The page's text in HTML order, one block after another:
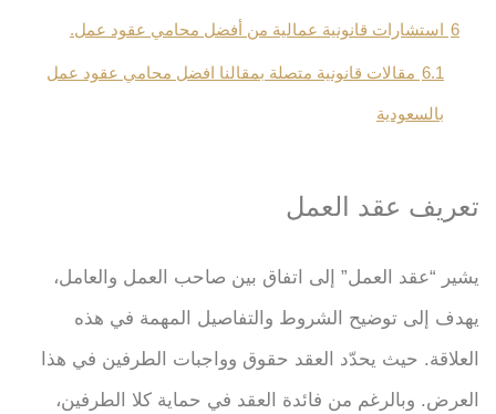
6 استشارات قانونية عمالية من أفضل محامي عقود عمل.
6.1 مقالات قانونية متصلة بمقالنا افضل محامي عقود عمل
بالسعودية
تعريف عقد العمل
يشير “عقد العمل” إلى اتفاق بين صاحب العمل والعامل،
يهدف إلى توضيح الشروط والتفاصيل المهمة في هذه
العلاقة. حيث يحدّد العقد حقوق وواجبات الطرفين في هذا
العرض. وبالرغم من فائدة العقد في حماية كلا الطرفين،